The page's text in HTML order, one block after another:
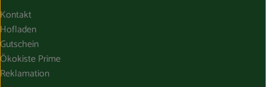
Kontakt
Hofladen
Gutschein
Ökokiste Prime
Reklamation